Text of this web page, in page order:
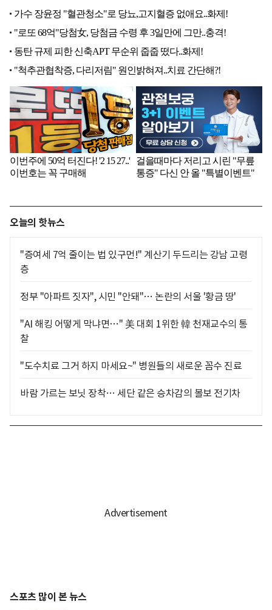
오늘의 핫뉴스
"증여세 7억 줄이는 법 있구먼!" 계산기 두드리는 강남 고령
층
정부 "아파트 짓자", 시민 "안돼"… 논란의 서울 '황금 땅'
"AI 해킹 어떻게 막냐면…" 美 대회 1위한 韓 천재교수의 통
찰
"도수치료 그거 하지 마세요~" 병원들의 새로운 꼼수 진료
바람 가르는 보닛 장착… 세단 같은 승차감의 볼보 전기차
스포츠 많이 본 뉴스